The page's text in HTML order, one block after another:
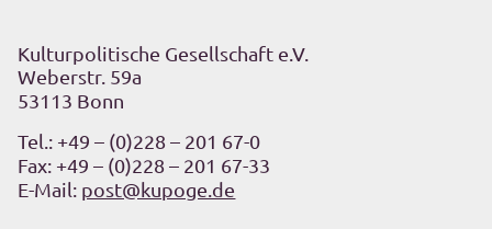
Kulturpolitische Gesellschaft e.V.
Weberstr. 59a
53113 Bonn
Tel.: +49 – (0)228 – 201 67-0
Fax: +49 – (0)228 – 201 67-33
E-Mail: post@kupoge.de